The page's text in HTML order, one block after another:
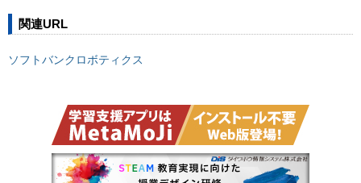
関連URL
ソフトバンクロボティクス